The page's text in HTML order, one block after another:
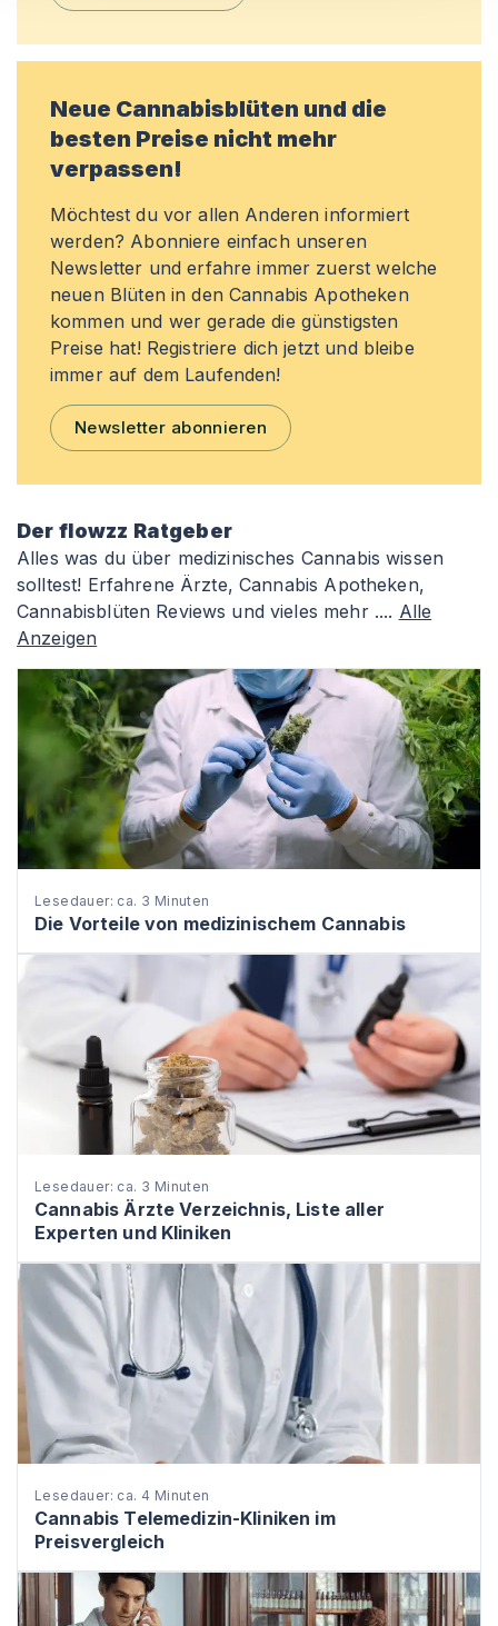
Neue Cannabisblüten und die
besten Preise nicht mehr
verpassen!
Möchtest du vor allen Anderen informiert
werden? Abonniere einfach unseren
Newsletter und erfahre immer zuerst welche
neuen Blüten in den Cannabis Apotheken
kommen und wer gerade die günstigsten
Preise hat! Registriere dich jetzt und bleibe
immer auf dem Laufenden!
Newsletter abonnieren
Der flowzz Ratgeber
Alles was du über medizinisches Cannabis wissen
solltest! Erfahrene Ärzte, Cannabis Apotheken,
Cannabisblüten Reviews und vieles mehr .... Alle
Anzeigen
Lesedauer: ca. 3 Minuten
Die Vorteile von medizinischem Cannabis
Lesedauer: ca. 3 Minuten
Cannabis Ärzte Verzeichnis, Liste aller
Experten und Kliniken
Lesedauer: ca. 4 Minuten
Cannabis Telemedizin-Kliniken im
Preisvergleich